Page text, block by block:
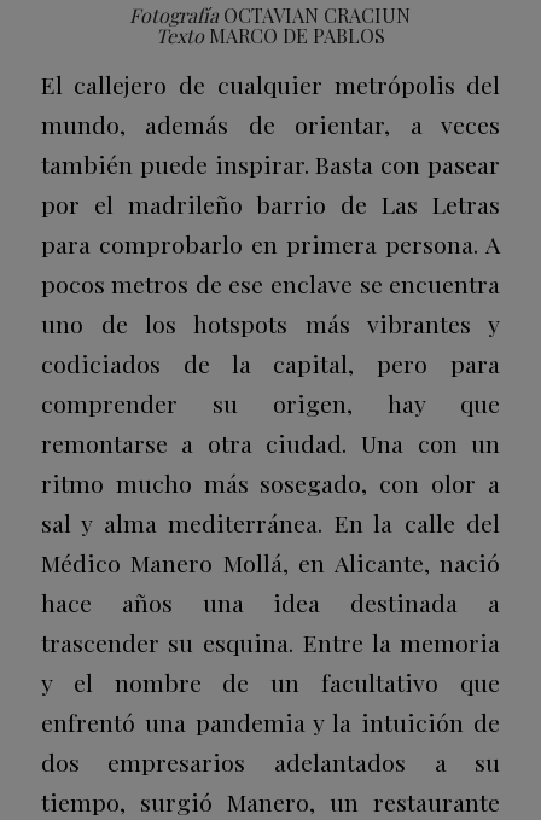
Fotografía OCTAVIAN CRACIUN
TextoMARCO DE PABLOS
El callejero de cualquier metrópolis del
mundo, además de orientar, a veces
también puede inspirar. Basta con pasear
por el madrileño barrio de Las Letras
para comprobarlo en primera persona. A
pocos metros de ese enclave se encuentra
uno de los hotspots más vibrantes y
codiciados de la capital, pero para
comprender su origen, hay que
remontarse a otra ciudad. Una con un
ritmo mucho más sosegado, con olor a
sal y alma mediterránea. En la calle del
Médico Manero Mollá, en Alicante, nació
hace años una idea destinada a
trascender su esquina. Entre la memoria
y el nombre de un facultativo que
enfrentó una pandemia y la intuición de
dos empresarios adelantados a su
tiempo, surgió Manero, un restaurante